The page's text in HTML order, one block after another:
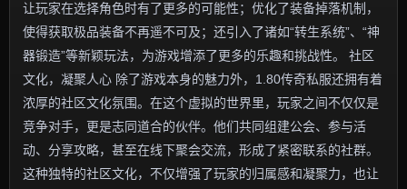
让玩家在选择角色时有了更多的可能性；优化了装备掉落机制，
使得获取极品装备不再遥不可及；还引入了诸如“转生系统”、“神
器锻造”等新颖玩法，为游戏增添了更多的乐趣和挑战性。 社区
文化，凝聚人心 除了游戏本身的魅力外，1.80传奇私服还拥有着
浓厚的社区文化氛围。在这个虚拟的世界里，玩家之间不仅仅是
竞争对手，更是志同道合的伙伴。他们共同组建公会、参与活
动、分享攻略，甚至在线下聚会交流，形成了紧密联系的社群。
这种独特的社区文化，不仅增强了玩家的归属感和凝聚力，也让